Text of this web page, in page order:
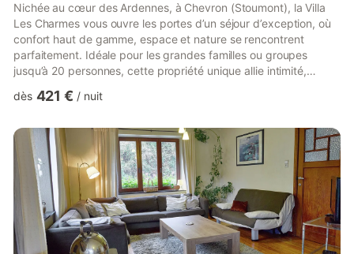
Nichée au cœur des Ardennes, à Chevron (Stoumont), la Villa
Les Charmes vous ouvre les portes d’un séjour d’exception, où
confort haut de gamme, espace et nature se rencontrent
parfaitement. Idéale pour les grandes familles ou groupes
jusqu’à 20 personnes, cette propriété unique allie intimité,
serez séduit par les volumes généreux et l’atmosphère
indépendant parfait pour plus d’intimité. Les espaces de vie
sont pensés pour partager des moments inoubliables : vaste
salle...
dès 421 € / nuit